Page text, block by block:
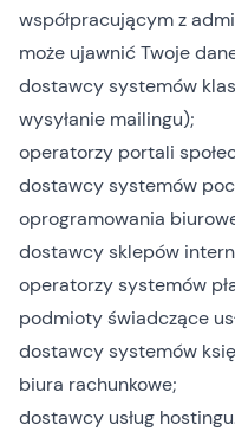
współpracującym z
może ujawnić Twoje
dostawcy systemów
wysyłanie mailingu);
operatorzy portali
dostawcy systemów
oprogramowania
dostawcy sklepów
operatorzy systemów
podmioty świadczące
dostawcy systemów
biura rachunkowe;
dostawcy usług